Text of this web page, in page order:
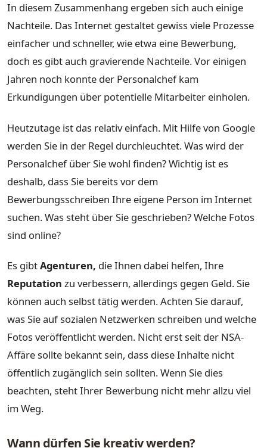
In diesem Zusammenhang ergeben sich auch einige
Nachteile. Das Internet gestaltet gewiss viele Prozesse
einfacher und schneller, wie etwa eine Bewerbung,
doch es gibt auch gravierende Nachteile. Vor einigen
Jahren noch konnte der Personalchef kam
Erkundigungen über potentielle Mitarbeiter einholen.
Heutzutage ist das relativ einfach. Mit Hilfe von Google
werden Sie in der Regel durchleuchtet. Was wird der
Personalchef über Sie wohl finden? Wichtig ist es
deshalb, dass Sie bereits vor dem
Bewerbungsschreiben Ihre eigene Person im Internet
suchen. Was steht über Sie geschrieben? Welche Fotos
sind online?
Es gibtAgenturen, die Ihnen dabei helfen, Ihre
Reputation zu verbessern, allerdings gegen Geld. Sie
können auch selbst tätig werden. Achten Sie darauf,
was Sie auf sozialen Netzwerken schreiben und welche
Fotos veröffentlicht werden. Nicht erst seit der NSA-
Affäre sollte bekannt sein, dass diese Inhalte nicht
öffentlich zugänglich sein sollten. Wenn Sie dies
beachten, steht Ihrer Bewerbung nicht mehr allzu viel
im Weg.
Wann dürfen Sie kreativ werden?